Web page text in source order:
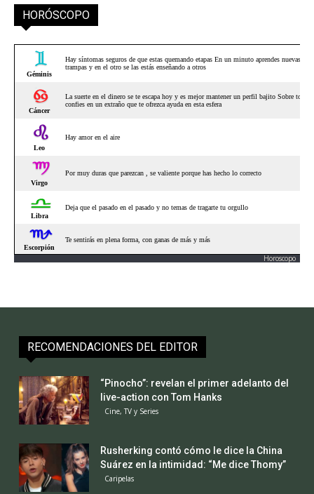
HORÓSCOPO
Horoscopo
RECOMENDACIONES DEL EDITOR
“Pinocho”: revelan el primer adelanto del
live-action con Tom Hanks
Cine, TV y Series
Rusherking contó cómo le dice la China
Suárez en la intimidad: “Me dice Thomy”
Caripelas